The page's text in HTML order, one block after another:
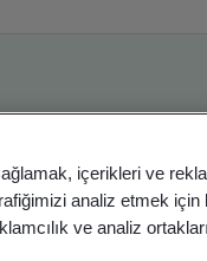
içerikleri ve
analiz etmek için
ve analiz